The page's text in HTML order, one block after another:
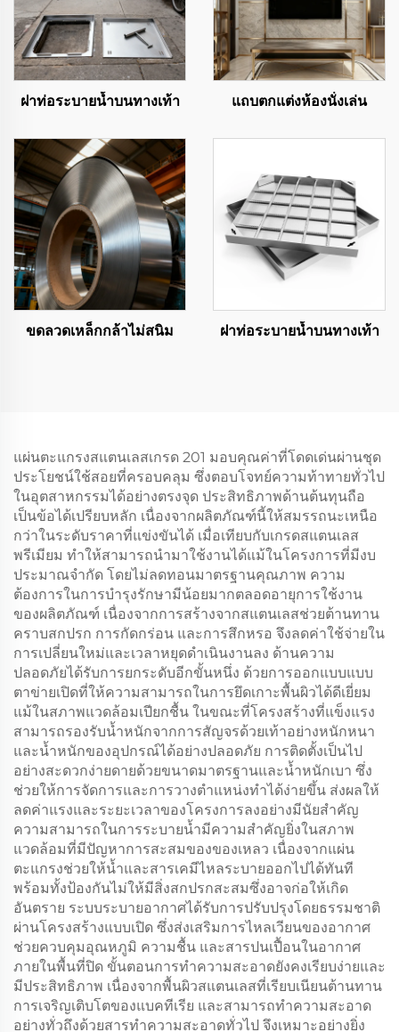
ฝาท่อระบายน้ำบนทางเท้า แถบตกแต่งห้องนั่งเล่น
ขดลวดเหล็กกล้าไม่สนิม ฝาท่อระบายน้ำบนทางเท้า
แผ่นตะแกรงสแตนเลสเกรด 201 มอบคุณค่าที่โดดเด่นผ่านชุด
ประโยชน์ใช้สอยที่ครอบคลุม ซึ่งตอบโจทย์ความท้าทายทั่วไป
ในอุตสาหกรรมได้อย่างตรงจุด ประสิทธิภาพด้านต้นทุนถือ
เป็นข้อได้เปรียบหลัก เนื่องจากผลิตภัณฑ์นี้ให้สมรรถนะเหนือ
กว่าในระดับราคาที่แข่งขันได้ เมื่อเทียบกับเกรดสแตนเลส
พรีเมียม ทำให้สามารถนำมาใช้งานได้แม้ในโครงการที่มีงบ
ประมาณจำกัด โดยไม่ลดทอนมาตรฐานคุณภาพ ความ
ต้องการในการบำรุงรักษามีน้อยมากตลอดอายุการใช้งาน
ของผลิตภัณฑ์ เนื่องจากการสร้างจากสแตนเลสช่วยต้านทาน
คราบสกปรก การกัดกร่อน และการสึกหรอ จึงลดค่าใช้จ่ายใน
การเปลี่ยนใหม่และเวลาหยุดดำเนินงานลง ด้านความ
ปลอดภัยได้รับการยกระดับอีกขั้นหนึ่ง ด้วยการออกแบบแบบ
ตาข่ายเปิดที่ให้ความสามารถในการยึดเกาะพื้นผิวได้ดีเยี่ยม
แม้ในสภาพแวดล้อมเปียกชื้น ในขณะที่โครงสร้างที่แข็งแรง
สามารถรองรับน้ำหนักจากการสัญจรด้วยเท้าอย่างหนักหนา
และน้ำหนักของอุปกรณ์ได้อย่างปลอดภัย การติดตั้งเป็นไป
อย่างสะดวกง่ายดายด้วยขนาดมาตรฐานและน้ำหนักเบา ซึ่ง
ช่วยให้การจัดการและการวางตำแหน่งทำได้ง่ายขึ้น ส่งผลให้
ลดค่าแรงและระยะเวลาของโครงการลงอย่างมีนัยสำคัญ
ความสามารถในการระบายน้ำมีความสำคัญยิ่งในสภาพ
แวดล้อมที่มีปัญหาการสะสมของของเหลว เนื่องจากแผ่น
ตะแกรงช่วยให้น้ำและสารเคมีไหลระบายออกไปได้ทันที
พร้อมทั้งป้องกันไม่ให้มีสิ่งสกปรกสะสมซึ่งอาจก่อให้เกิด
อันตราย ระบบระบายอากาศได้รับการปรับปรุงโดยธรรมชาติ
ผ่านโครงสร้างแบบเปิด ซึ่งส่งเสริมการไหลเวียนของอากาศ
ช่วยควบคุมอุณหภูมิ ความชื้น และสารปนเปื้อนในอากาศ
ภายในพื้นที่ปิด ขั้นตอนการทำความสะอาดยังคงเรียบง่ายและ
มีประสิทธิภาพ เนื่องจากพื้นผิวสแตนเลสที่เรียบเนียนต้านทาน
การเจริญเติบโตของแบคทีเรีย และสามารถทำความสะอาด
อย่างทั่วถึงด้วยสารทำความสะอาดทั่วไป จึงเหมาะอย่างยิ่ง